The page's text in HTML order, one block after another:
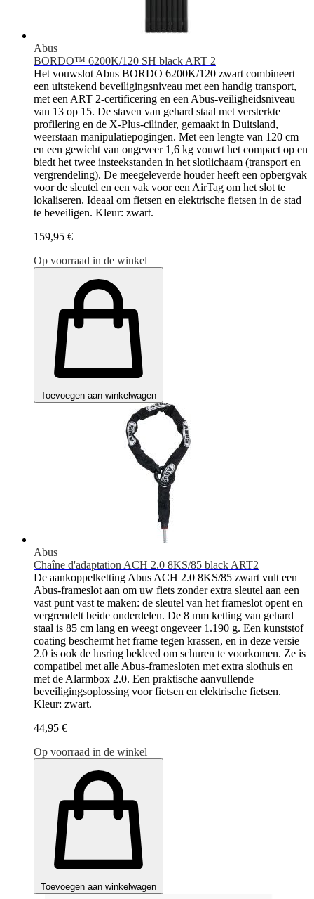
Abus
BORDO™ 6200K/120 SH black ART 2
Het vouwslot Abus BORDO 6200K/120 zwart combineert
een uitstekend beveiligingsniveau met een handig transport,
met een ART 2-certificering en een Abus-veiligheidsniveau
van 13 op 15. De staven van gehard staal met versterkte
profilering en de X-Plus-cilinder, gemaakt in Duitsland,
weerstaan manipulatiepogingen. Met een lengte van 120 cm
en een gewicht van ongeveer 1,6 kg vouwt het compact op en
biedt het twee insteekstanden in het slotlichaam (transport en
vergrendeling). De meegeleverde houder heeft een opbergvak
voor de sleutel en een vak voor een AirTag om het slot te
lokaliseren. Ideaal om fietsen en elektrische fietsen in de stad
te beveiligen. Kleur: zwart.
159,95 €
Op voorraad in de winkel
Toevoegen aan winkelwagen
Abus
Chaîne d'adaptation ACH 2.0 8KS/85 black ART2
De aankoppelketting Abus ACH 2.0 8KS/85 zwart vult een
Abus-frameslot aan om uw fiets zonder extra sleutel aan een
vast punt vast te maken: de sleutel van het frameslot opent en
vergrendelt beide onderdelen. De 8 mm ketting van gehard
staal is 85 cm lang en weegt ongeveer 1.190 g. Een kunststof
coating beschermt het frame tegen krassen, en in deze versie
2.0 is ook de lusring bekleed om schuren te voorkomen. Ze is
compatibel met alle Abus-framesloten met extra slothuis en
met de Alarmbox 2.0. Een praktische aanvullende
beveiligingsoplossing voor fietsen en elektrische fietsen.
Kleur: zwart.
44,95 €
Op voorraad in de winkel
Toevoegen aan winkelwagen